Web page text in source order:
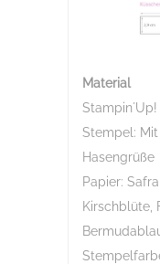
Material
Stampin´Up!
Stempel: Mit
Hasengrüße
Papier:
Kirschblüte,